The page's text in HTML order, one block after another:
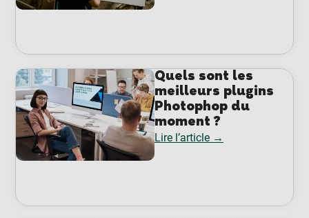
Quels sont les
meilleurs plugins
Photophop du
moment ?
Lire l’article →